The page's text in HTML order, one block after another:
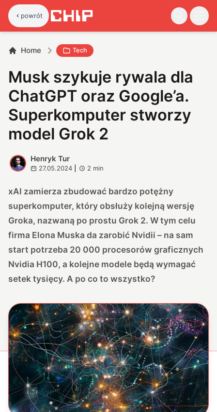
powrót
Home Tech
Musk szykuje rywala dla
ChatGPT oraz Google’a.
Superkomputer stworzy
model Grok 2
H
Henryk Tur
27.05.2024 2 min
xAI zamierza zbudować bardzo potężny
superkomputer, który obsłuży kolejną wersję
Groka, nazwaną po prostu Grok 2. W tym celu
firma Elona Muska da zarobić Nvidii – na sam
start potrzeba 20 000 procesorów graficznych
Nvidia H100, a kolejne modele będą wymagać
setek tysięcy. A po co to wszystko?